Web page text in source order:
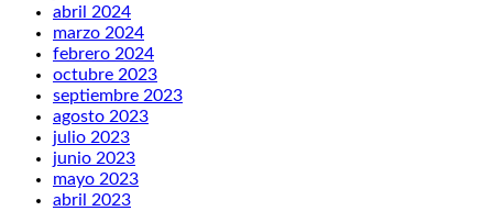
abril 2024
marzo 2024
febrero 2024
octubre 2023
septiembre 2023
agosto 2023
julio 2023
junio 2023
mayo 2023
abril 2023